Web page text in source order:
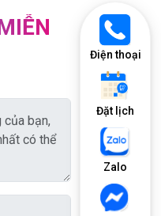
Điện thoại
Đặt lịch
Zalo